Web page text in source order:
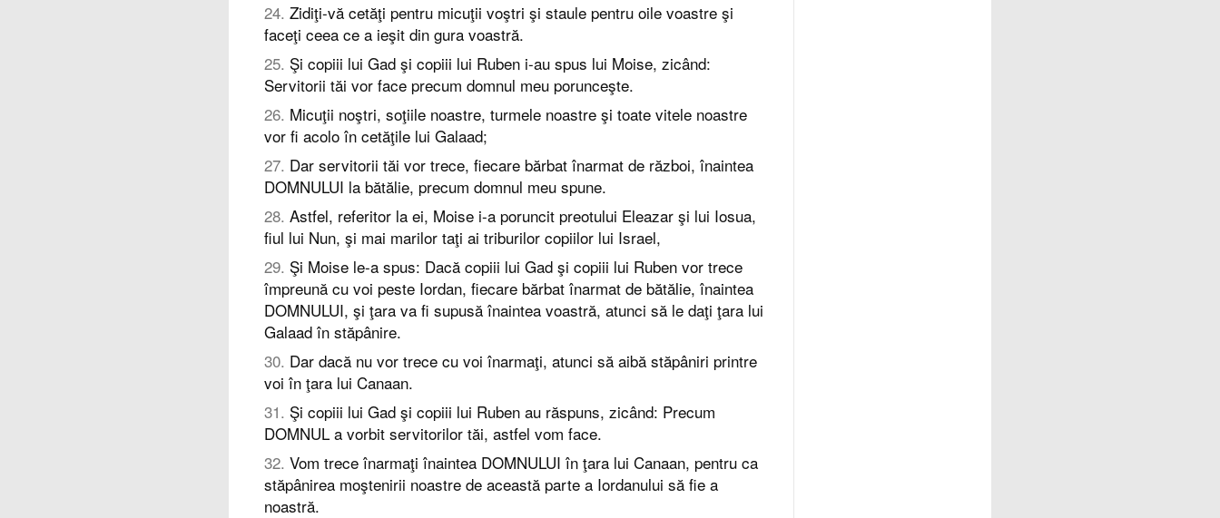
24. Zidiţi-vă cetăţi pentru micuţii voştri şi staule pentru oile voastre şi
faceţi ceea ce a ieşit din gura voastră.
25. Şi copiii lui Gad şi copiii lui Ruben i-au spus lui Moise, zicând:
Servitorii tăi vor face precum domnul meu porunceşte.
26. Micuţii noştri, soţiile noastre, turmele noastre şi toate vitele noastre
vor fi acolo în cetăţile lui Galaad;
27. Dar servitorii tăi vor trece, fiecare bărbat înarmat de război, înaintea
DOMNULUI la bătălie, precum domnul meu spune.
28. Astfel, referitor la ei, Moise i-a poruncit preotului Eleazar şi lui Iosua,
fiul lui Nun, şi mai marilor taţi ai triburilor copiilor lui Israel,
29. Şi Moise le-a spus: Dacă copiii lui Gad şi copiii lui Ruben vor trece
împreună cu voi peste Iordan, fiecare bărbat înarmat de bătălie, înaintea
DOMNULUI, şi ţara va fi supusă înaintea voastră, atunci să le daţi ţara lui
Galaad în stăpânire.
30. Dar dacă nu vor trece cu voi înarmaţi, atunci să aibă stăpâniri printre
voi în ţara lui Canaan.
31. Şi copiii lui Gad şi copiii lui Ruben au răspuns, zicând: Precum
DOMNUL a vorbit servitorilor tăi, astfel vom face.
32. Vom trece înarmaţi înaintea DOMNULUI în ţara lui Canaan, pentru ca
stăpânirea moştenirii noastre de această parte a Iordanului să fie a
noastră.